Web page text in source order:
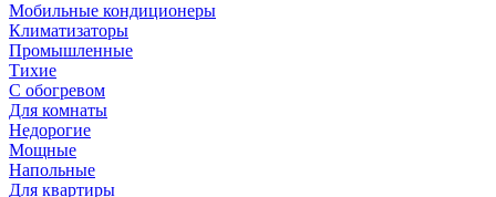
Мобильные кондиционеры
Климатизаторы
Промышленные
Тихие
С обогревом
Для комнаты
Недорогие
Мощные
Напольные
Для квартиры